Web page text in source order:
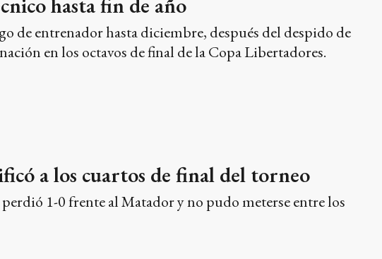
a los cuartos de final del torneo